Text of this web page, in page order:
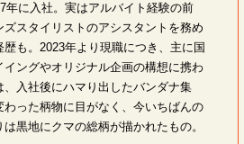
年に入社。実はアルバイト経験の前
ズスタイリストのアシスタントを務め
歴も。2023年より現職につき、主に国
イングやオリジナル企画の構想に携わ
、入社後にハマり出したバンダナ集
わった柄物に目がなく、今いちばんの
は黒地にクマの総柄が描かれたもの。